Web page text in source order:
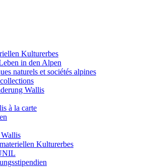
Kulturerbes
in den Alpen
naturels et sociétés alpines
Wallis
à la carte
Kulturerbes